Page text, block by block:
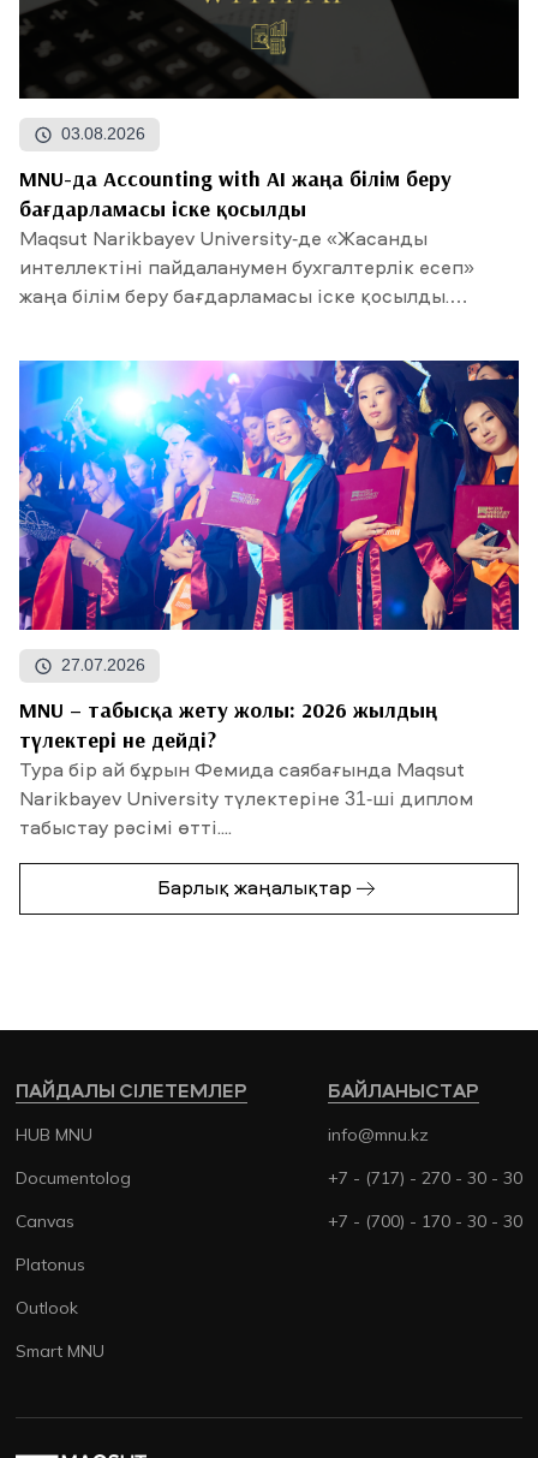
03.08.2026
MNU-да Accounting with AI жаңа білім беру
бағдарламасы іске қосылды
Maqsut Narikbayev University-де «Жасанды
интеллектіні пайдаланумен бухгалтерлік есеп»
жаңа білім беру бағдарламасы іске қосылды.
27.07.2026
MNU – табысқа жету жолы: 2026 жылдың
түлектері не дейді?
Тура бір ай бұрын Фемида саябағында Maqsut
Narikbayev University түлектеріне 31-ші диплом
табыстау рәсімі өтті....
Барлық жаңалықтар
БАЙЛАНЫСТАР
info@mnu.kz
+7 - (717) - 270 - 30 - 30
+7 - (700) - 170 - 30 - 30
ПАЙДАЛЫ СІЛЕТЕМЛЕР
HUB MNU
Documentolog
Canvas
Platonus
Outlook
Smart MNU